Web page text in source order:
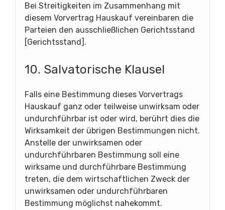
Bei Streitigkeiten im Zusammenhang mit
diesem Vorvertrag Hauskauf vereinbaren die
Parteien den ausschließlichen Gerichtsstand
[Gerichtsstand].
10. Salvatorische Klausel
Falls eine Bestimmung dieses Vorvertrags
Hauskauf ganz oder teilweise unwirksam oder
undurchführbar ist oder wird, berührt dies die
Wirksamkeit der übrigen Bestimmungen nicht.
Anstelle der unwirksamen oder
undurchführbaren Bestimmung soll eine
wirksame und durchführbare Bestimmung
treten, die dem wirtschaftlichen Zweck der
unwirksamen oder undurchführbaren
Bestimmung möglichst nahekommt.